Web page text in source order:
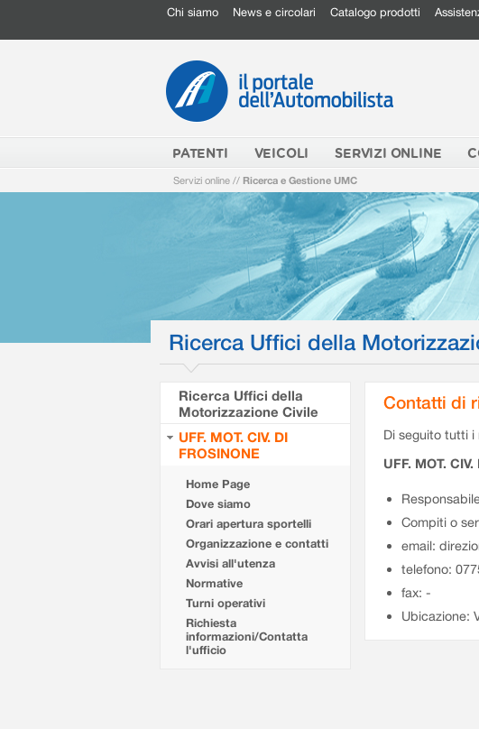
Chi siamo News e circolari Catalogo prodotti
PATENTI VEICOLI SERVIZI ONLINE
Servizi online // Ricerca e Gestione UMC
Ricerca Uffici della
Ricerca Uffici della
Motorizzazione Civile
UFF. MOT. CIV. DI
FROSINONE
Home Page
Dove siamo
Orari apertura sportelli
Organizzazione e contatti
Avvisi all'utenza
Normative
Turni operativi
Richiesta
informazioni/Contatta
l'ufficio
Contatti di
Di seguito tutti
UFF. MOT.
Compiti o
email:
telefono:
fax: -
Ubicazione: